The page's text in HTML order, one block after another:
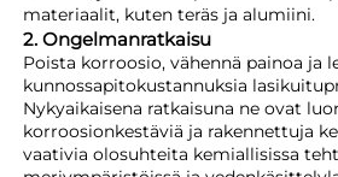
materiaalit, kuten teräs ja alumiini.
2. Ongelmanratkaisu
Poista korroosio, vähennä painoa ja
kunnossapitokustannuksia
Nykyaikaisena ratkaisuna ne ovat
korroosionkestäviä ja rakennettuja
vaativia olosuhteita kemiallisissa